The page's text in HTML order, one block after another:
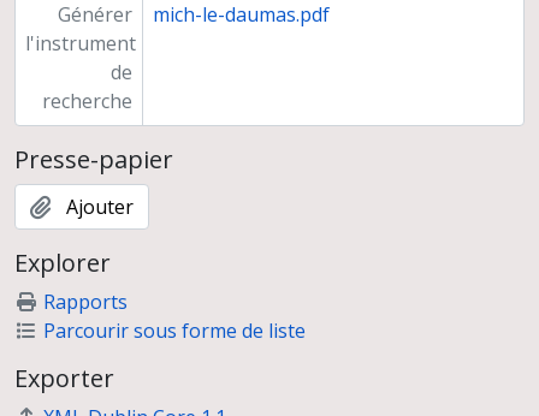
Générer
l'instrument
de
recherche
mich-le-daumas.pdf
Presse-papier
Ajouter
Explorer
Rapports
Parcourir sous forme de liste
Exporter